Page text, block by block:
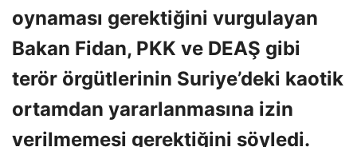
oynaması gerektiğini vurgulayan
Bakan Fidan, PKK ve DEAŞ gibi
terör örgütlerinin Suriye’deki kaotik
ortamdan yararlanmasına izin
verilmemesi gerektiğini söyledi.